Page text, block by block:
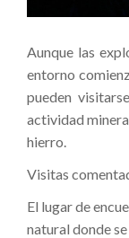
Aunque las
entorno
pueden
actividad
hierro.
Visitas
El lugar de
natural donde